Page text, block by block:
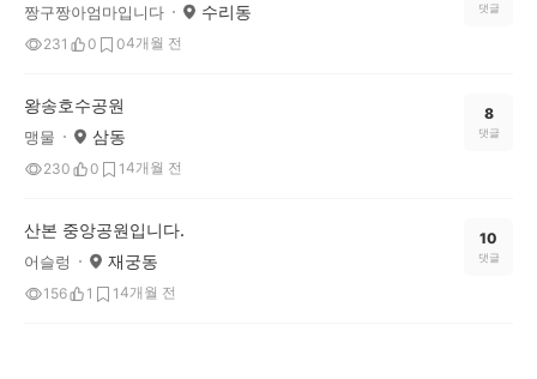
짱구짱아엄마입니다 수리동
231 0 04개월 전
댓글
왕송호수공원
맹물 삼동
230 0 14개월 전
8
댓글
산본 중앙공원입니다.
어슬렁 재궁동
156 1 14개월 전
10
댓글